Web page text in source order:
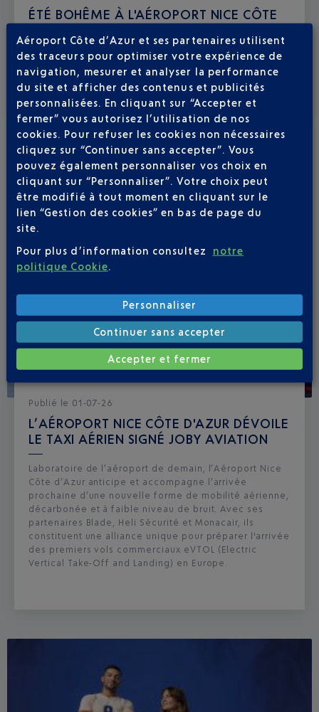
ÉTÉ BOHÊME À L'AÉROPORT NICE CÔTE
Du 23 juillet au 6 septembre, Il y a comme un air de
vacances dans votre aéroport.
Publié le 01-07-26
L’AÉROPORT NICE CÔTE D'AZUR DÉVOILE
LE TAXI AÉRIEN SIGNÉ JOBY AVIATION
Laboratoire de l’aéroport de demain, l’Aéroport Nice
Côte d’Azur anticipe et accompagne l’arrivée
prochaine d’une nouvelle forme de mobilité aérienne,
décarbonée et à faible niveau de bruit. Avec ses
partenaires Blade, Heli Sécurité et Monacair, ils
constituent une alliance unique pour préparer l'arrivée
des premiers vols commerciaux eVTOL (Electric
Vertical Take-Off and Landing) en Europe.
Aéroport Côte d’Azur et ses partenaires utilisent
des traceurs pour optimiser votre expérience de
navigation, mesurer et analyser la performance
du site et afficher des contenus et publicités
personnalisées. En cliquant sur “Accepter et
fermer” vous autorisez l’utilisation de nos
cookies. Pour refuser les cookies non nécessaires
cliquez sur “Continuer sans accepter”. Vous
pouvez également personnaliser vos choix en
cliquant sur “Personnaliser”. Votre choix peut
être modifié à tout moment en cliquant sur le
lien “Gestion des cookies” en bas de page du
site.
Pour plus d’information consultez
notre
politique Cookie
Personnaliser
Continuer sans accepter
Accepter et fermer